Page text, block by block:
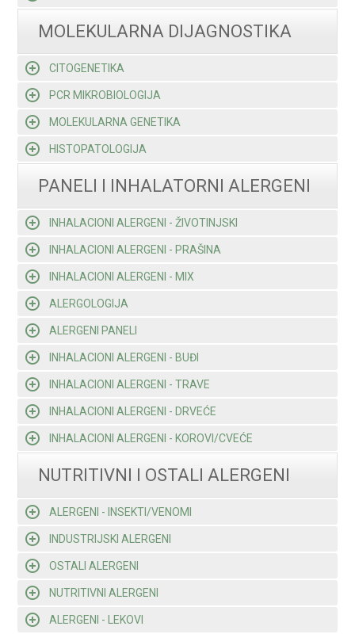
MOLEKULARNA DIJAGNOSTIKA
CITOGENETIKA
PCR MIKROBIOLOGIJA
MOLEKULARNA GENETIKA
HISTOPATOLOGIJA
PANELI I INHALATORNI ALERGENI
INHALACIONI ALERGENI - ŽIVOTINJSKI
INHALACIONI ALERGENI - PRAŠINA
INHALACIONI ALERGENI - MIX
ALERGOLOGIJA
ALERGENI PANELI
INHALACIONI ALERGENI - BUĐI
INHALACIONI ALERGENI - TRAVE
INHALACIONI ALERGENI - DRVEĆE
INHALACIONI ALERGENI - KOROVI/CVEĆE
NUTRITIVNI I OSTALI ALERGENI
ALERGENI - INSEKTI/VENOMI
INDUSTRIJSKI ALERGENI
OSTALI ALERGENI
NUTRITIVNI ALERGENI
ALERGENI - LEKOVI